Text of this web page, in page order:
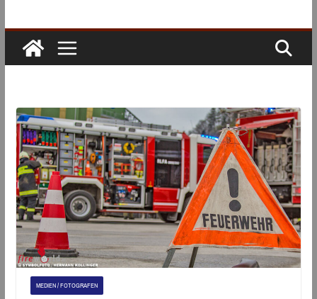
MEDIEN / FOTOGRAFEN